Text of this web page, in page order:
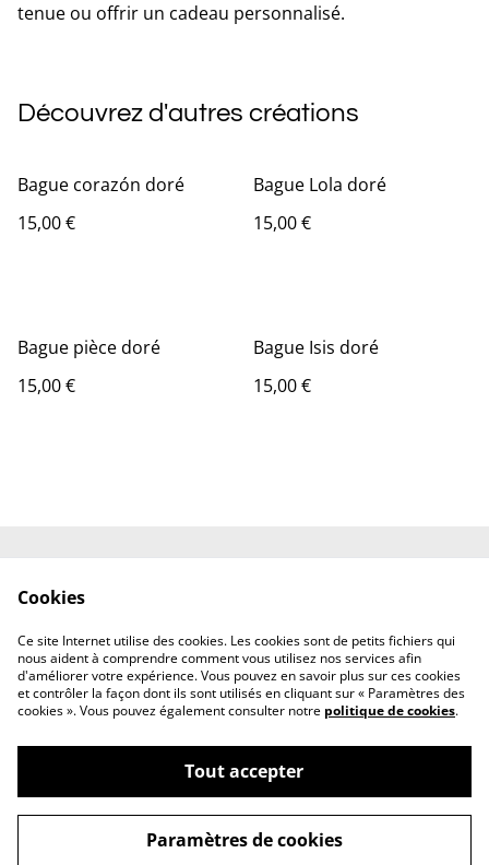
tenue ou offrir un cadeau personnalisé.
Découvrez d'autres créations
Bague corazón doré
15,00 €
Bague Lola doré
15,00 €
Bague pièce doré
15,00 €
Bague Isis doré
15,00 €
confidentialité
Politique de cookies
©2026ateliermalohe
powered by
Cookies
Ce site Internet utilise des cookies. Les cookies sont de petits fichiers qui
nous aident à comprendre comment vous utilisez nos services afin
d'améliorer votre expérience. Vous pouvez en savoir plus sur ces cookies
et contrôler la façon dont ils sont utilisés en cliquant sur « Paramètres des
cookies ». Vous pouvez également consulter notre politique de cookies.
Tout accepter
Paramètres de cookies